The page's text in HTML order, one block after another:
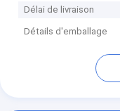
Délai de livraison
Détails d'emballage